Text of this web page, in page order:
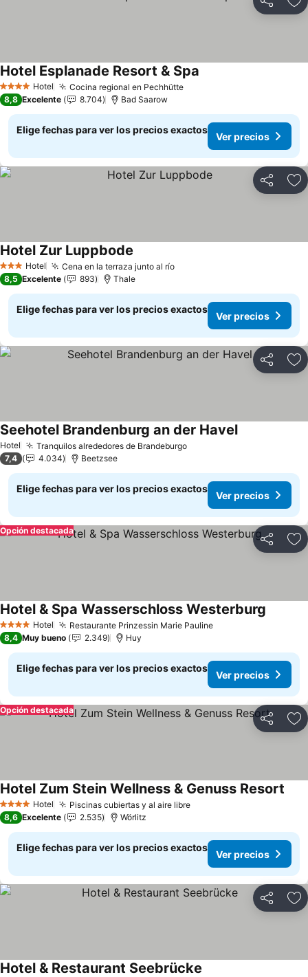
Compartir
4 EstrellasHotel Cocina regional en PechhütteVer precios
Hotel Esplanade Resort & Spa
8,8 Excelente 8.704 Bad Saarow
Elige fechas para ver los precios exactos
Ver precios
Compartir
3 Estrellas
Hotel Cena en la terraza junto al ríoVer precios
Hotel Zur Luppbode
8,5 Excelente 893 Thale
Elige fechas para ver los precios exactos
Ver precios
Compartir
Hotel Tranquilos alrededores de BrandeburgoVer precios
Seehotel Brandenburg an der HavelVer precios
7,4 4.034 Beetzsee
Elige fechas para ver los precios exactos
Ver precios
Compartir
Opción destacada
4 EstrellasHotel Restaurante Prinzessin Marie PaulineVer precios
Hotel & Spa Wasserschloss Westerburg
8,4 Muy bueno 2.349 Huy
Elige fechas para ver los precios exactos
Ver precios
Compartir
Opción destacada
4 EstrellasHotel Piscinas cubiertas y al aire libreVer precios
Hotel Zum Stein Wellness & Genuss Resort
8,6 Excelente 2.535 Wörlitz
Elige fechas para ver los precios exactos
Ver precios
Compartir
Hotel & Restaurant Seebrücke